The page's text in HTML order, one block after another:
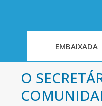
EMBAIXADA
O